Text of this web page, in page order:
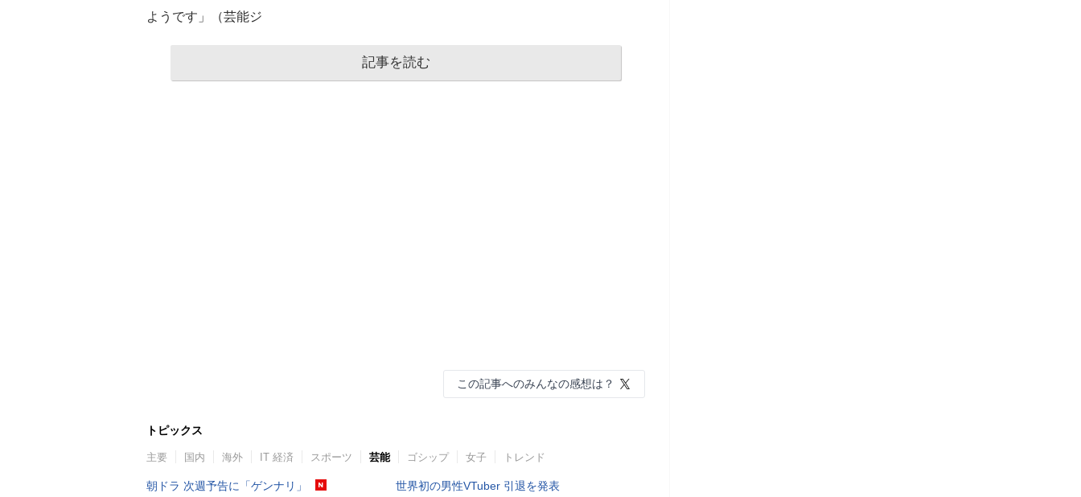
ようです」（芸能ジ
記事を読む
この記事へのみんなの感想は？
トピックス
主要 国内 海外 IT 経済 スポーツ 芸能 ゴシップ 女子 トレンド
朝ドラ 次週予告に「ゲンナリ」
世界初の男性VTuber 引退を発表